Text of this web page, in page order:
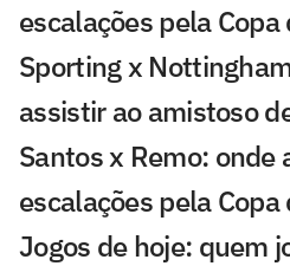
escalações pela
Sporting x
assistir ao amistoso
Santos x Remo: onde
escalações pela
Jogos de hoje: quem